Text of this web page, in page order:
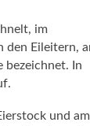
im
den Eileitern,
bezeichnet. In
und am